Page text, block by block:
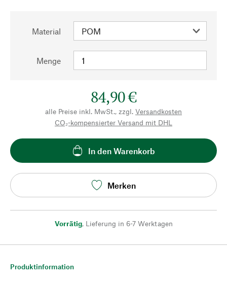
Material
Menge
84,90 €
alle Preise inkl. MwSt., zzgl. Versandkosten
CO₂-kompensierter Versand mit DHL
In den Warenkorb
Merken
Vorrätig, Lieferung in 6-7 Werktagen
Produktinformation